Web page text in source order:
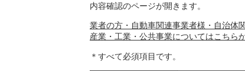
内容確認のページが開きます。
業者の方・自動車関連事業者様・自治体
産業・工業・公共事業についてはこちら
＊すべて必須項目です。